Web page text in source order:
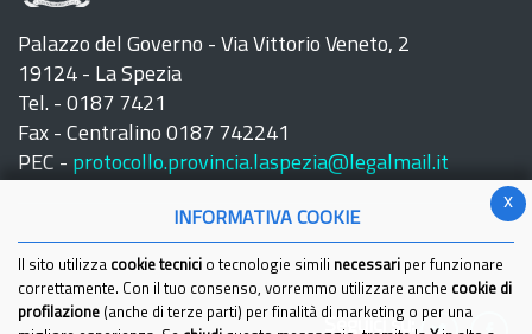
Palazzo del Governo - Via Vittorio Veneto, 2
19124 - La Spezia
Tel. - 0187 7421
Fax - Centralino 0187 742241
PEC - protocollo.provincia.laspezia@legalmail.it
Seguici su:
x
INFORMATIVA COOKIE
Il sito utilizza cookie tecnici o tecnologie simili necessari per funzionare
correttamente. Con il tuo consenso, vorremmo utilizzare anche cookie di
profilazione (anche di terze parti) per finalità di marketing o per una